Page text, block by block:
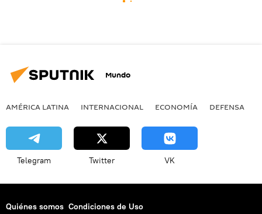
Mundo
AMÉRICA LATINA INTERNACIONAL ECONOMÍA DEFENSA
Telegram Twitter VK
Quiénes somos Condiciones de Uso